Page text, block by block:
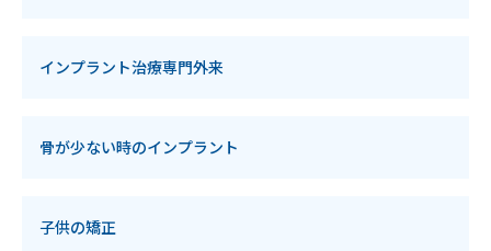
インプラント治療専門外来
骨が少ない時のインプラント
子供の矯正